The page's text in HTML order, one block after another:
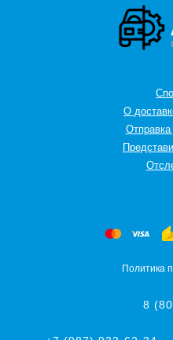
О
Отправка
Политика
8